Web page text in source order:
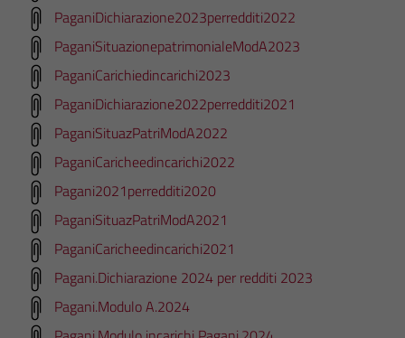
PaganiDichiarazione2023perredditi2022
PaganiSituazionepatrimonialeModA2023
PaganiCarichiedincarichi2023
PaganiDichiarazione2022perredditi2021
PaganiSituazPatriModA2022
PaganiCaricheedincarichi2022
Pagani2021perredditi2020
PaganiSituazPatriModA2021
PaganiCaricheedincarichi2021
Pagani.Dichiarazione 2024 per redditi 2023
Pagani.Modulo A.2024